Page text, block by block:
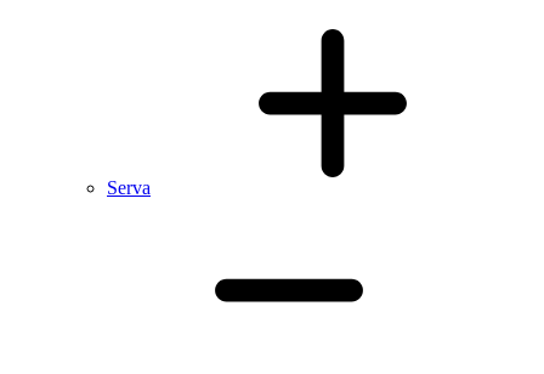
Serva